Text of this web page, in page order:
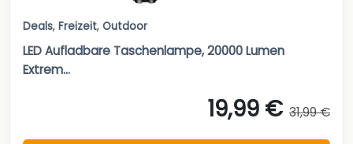
Deals, Freizeit, Outdoor
LED Aufladbare Taschenlampe, 20000 Lumen
Extrem...
19,99 € 31,99 €